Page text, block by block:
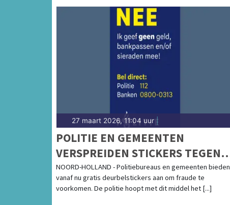
27 maart 2026, 11:04 uur |
POLITIE EN GEMEENTEN
VERSPREIDEN STICKERS TEGEN
OPLICHTING
NOORD-HOLLAND - Politiebureaus en gemeenten bieden
vanaf nu gratis deurbelstickers aan om fraude te
voorkomen. De politie hoopt met dit middel het [...]